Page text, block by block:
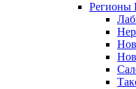
Регионы